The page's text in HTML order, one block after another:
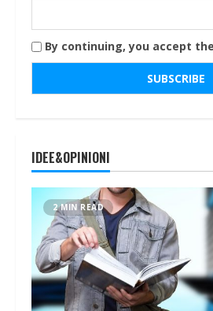
By continuing, you accept
IDEE&OPINIONI
2 MIN READ